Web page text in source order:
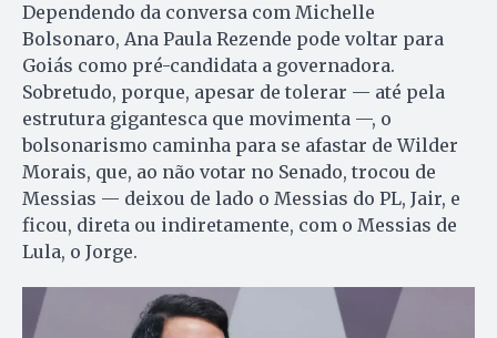
Dependendo da conversa com Michelle
Bolsonaro, Ana Paula Rezende pode voltar para
Goiás como pré-candidata a governadora.
Sobretudo, porque, apesar de tolerar — até pela
estrutura gigantesca que movimenta —, o
bolsonarismo caminha para se afastar de Wilder
Morais, que, ao não votar no Senado, trocou de
Messias — deixou de lado o Messias do PL, Jair, e
ficou, direta ou indiretamente, com o Messias de
Lula, o Jorge.